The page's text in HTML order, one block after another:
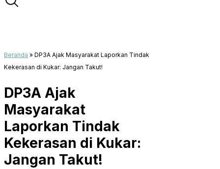
Beranda » DP3A Ajak Masyarakat Laporkan Tindak
Kekerasan di Kukar: Jangan Takut!
DP3A Ajak
Masyarakat
Laporkan Tindak
Kekerasan di Kukar:
Jangan Takut!